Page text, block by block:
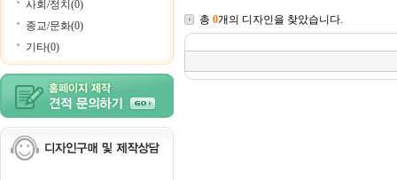
사회/정치(0)
종교/문화(0)
기타(0)
총 0개의 디자인을 찾았습니다.